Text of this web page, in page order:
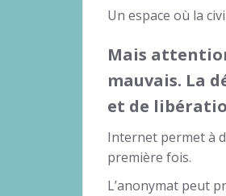
Un espace où la
Mais
mauvais. La
et de
Internet permet à
première fois.
L’anonymat peut